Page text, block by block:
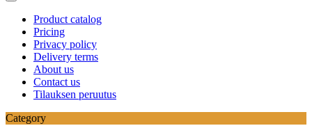
Product catalog
Pricing
Privacy policy
Delivery terms
About us
Contact us
Tilauksen peruutus
Category